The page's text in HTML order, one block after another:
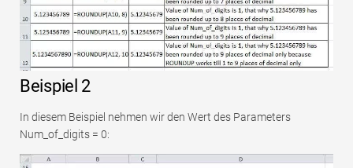
Beispiel 2
In diesem Beispiel nehmen wir den Wert des Parameters
Num_of_digits = 0: